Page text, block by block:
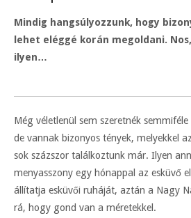
Mindig hangsúlyozzunk, hogy
lehet eléggé korán megoldani.
ilyen…
Még véletlenül sem szeretnék
de vannak bizonyos tények, melyekkel
sok százszor találkoztunk már. Ilyen
menyasszony egy hónappal az esküvő
állítatja esküvői ruháját, aztán a Nagy
rá, hogy gond van a méretekkel.